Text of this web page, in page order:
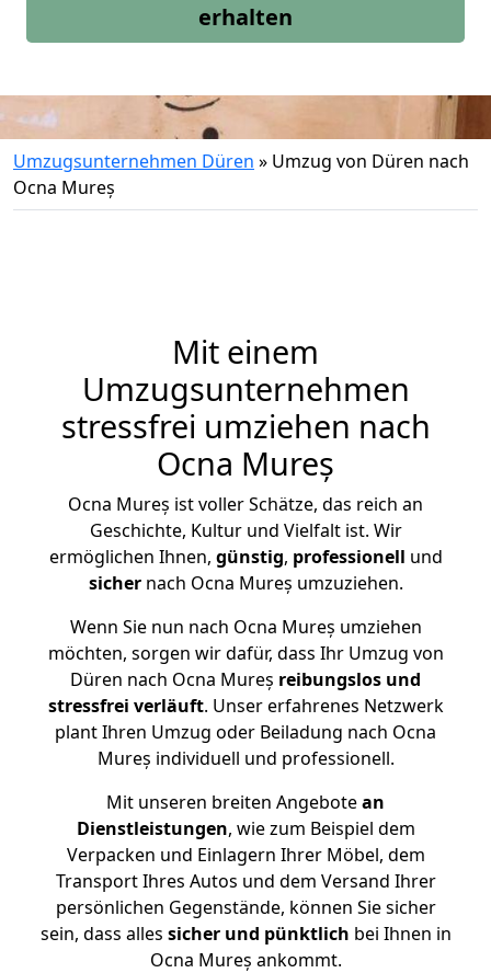
erhalten
Umzugsunternehmen Düren » Umzug von Düren nach
Ocna Mureș
Mit einem
Umzugsunternehmen
stressfrei umziehen nach
Ocna Mureș
Ocna Mureș ist voller Schätze, das reich an
Geschichte, Kultur und Vielfalt ist. Wir
ermöglichen Ihnen, günstig, professionell und
sichernach Ocna Mureș umzuziehen.
Wenn Sie nun nach Ocna Mureș umziehen
möchten, sorgen wir dafür, dass Ihr Umzug von
Düren nach Ocna Mureș reibungslos und
stressfrei verläuft. Unser erfahrenes Netzwerk
plant Ihren Umzug oder Beiladung nach Ocna
Mureș individuell und professionell.
Mit unseren breiten Angebotean
Dienstleistungen, wie zum Beispiel dem
Verpacken und Einlagern Ihrer Möbel, dem
Transport Ihres Autos und dem Versand Ihrer
persönlichen Gegenstände, können Sie sicher
sein, dass alles sicher und pünktlich bei Ihnen in
Ocna Mureș ankommt.